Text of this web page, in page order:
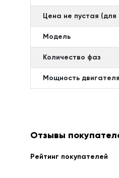
Цена не пустая (для
Модель
Количество фаз
Мощность
Отзывы
Рейтинг покупателей